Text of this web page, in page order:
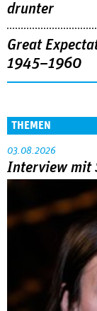
drunter
Great
1945–1960
THEMEN
03.08.2026
Interview mit